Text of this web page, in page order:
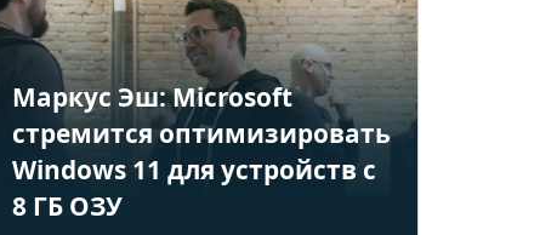
Маркус Эш: Microsoft
стремится оптимизировать
Windows 11 для устройств с
8 ГБ ОЗУ